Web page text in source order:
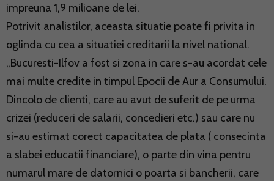
impreuna 1,9 milioane de lei.
Potrivit analistilor, aceasta situatie poate fi privita in
oglinda cu cea a situatiei creditarii la nivel national.
„Bucuresti-Ilfov a fost si zona in care s-au acordat cele
mai multe credite in timpul Epocii de Aur a Consumului.
Dincolo de clienti, care au avut de suferit de pe urma
crizei (reduceri de salarii, concedieri etc.) sau care nu
si-au estimat corect capacitatea de plata ( consecinta
a slabei educatii financiare), o parte din vina pentru
numarul mare de datornici o poarta si bancherii, care